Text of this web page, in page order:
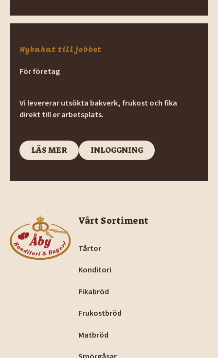
Nybakat till jobbet
För företag
Vi levererar utsökta bakverk, frukost och fika
direkt till er arbetsplats.
LÄS MER
LÄS MER
INLOGGNING
INLOGGNING
Vårt Sortiment
Tårtor
Konditori
Fikabröd
Frukostbröd
Matbröd